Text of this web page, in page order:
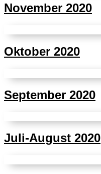
November 2020
Oktober 2020
September 2020
Juli-August 2020